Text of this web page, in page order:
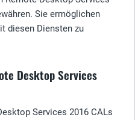
Sie ermöglichen
diesen Diensten zu
Desktop Services
Services 2016 CALs